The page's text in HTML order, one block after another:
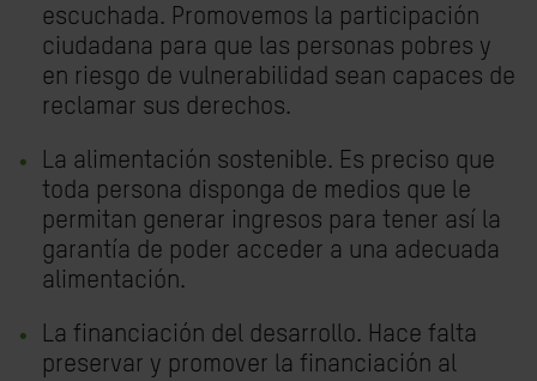
escuchada. Promovemos la participación
ciudadana para que las personas pobres y
en riesgo de vulnerabilidad sean capaces de
reclamar sus derechos.
La alimentación sostenible. Es preciso que
toda persona disponga de medios que le
permitan generar ingresos para tener así la
garantía de poder acceder a una adecuada
alimentación.
La financiación del desarrollo. Hace falta
preservar y promover la financiación al